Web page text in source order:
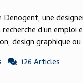
Denogent, une
d'un emploi
design graphique
126 Articles